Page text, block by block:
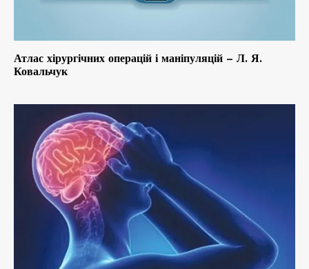
Атлас хірургічних операцій і маніпуляцій – Л. Я.
Ковальчук